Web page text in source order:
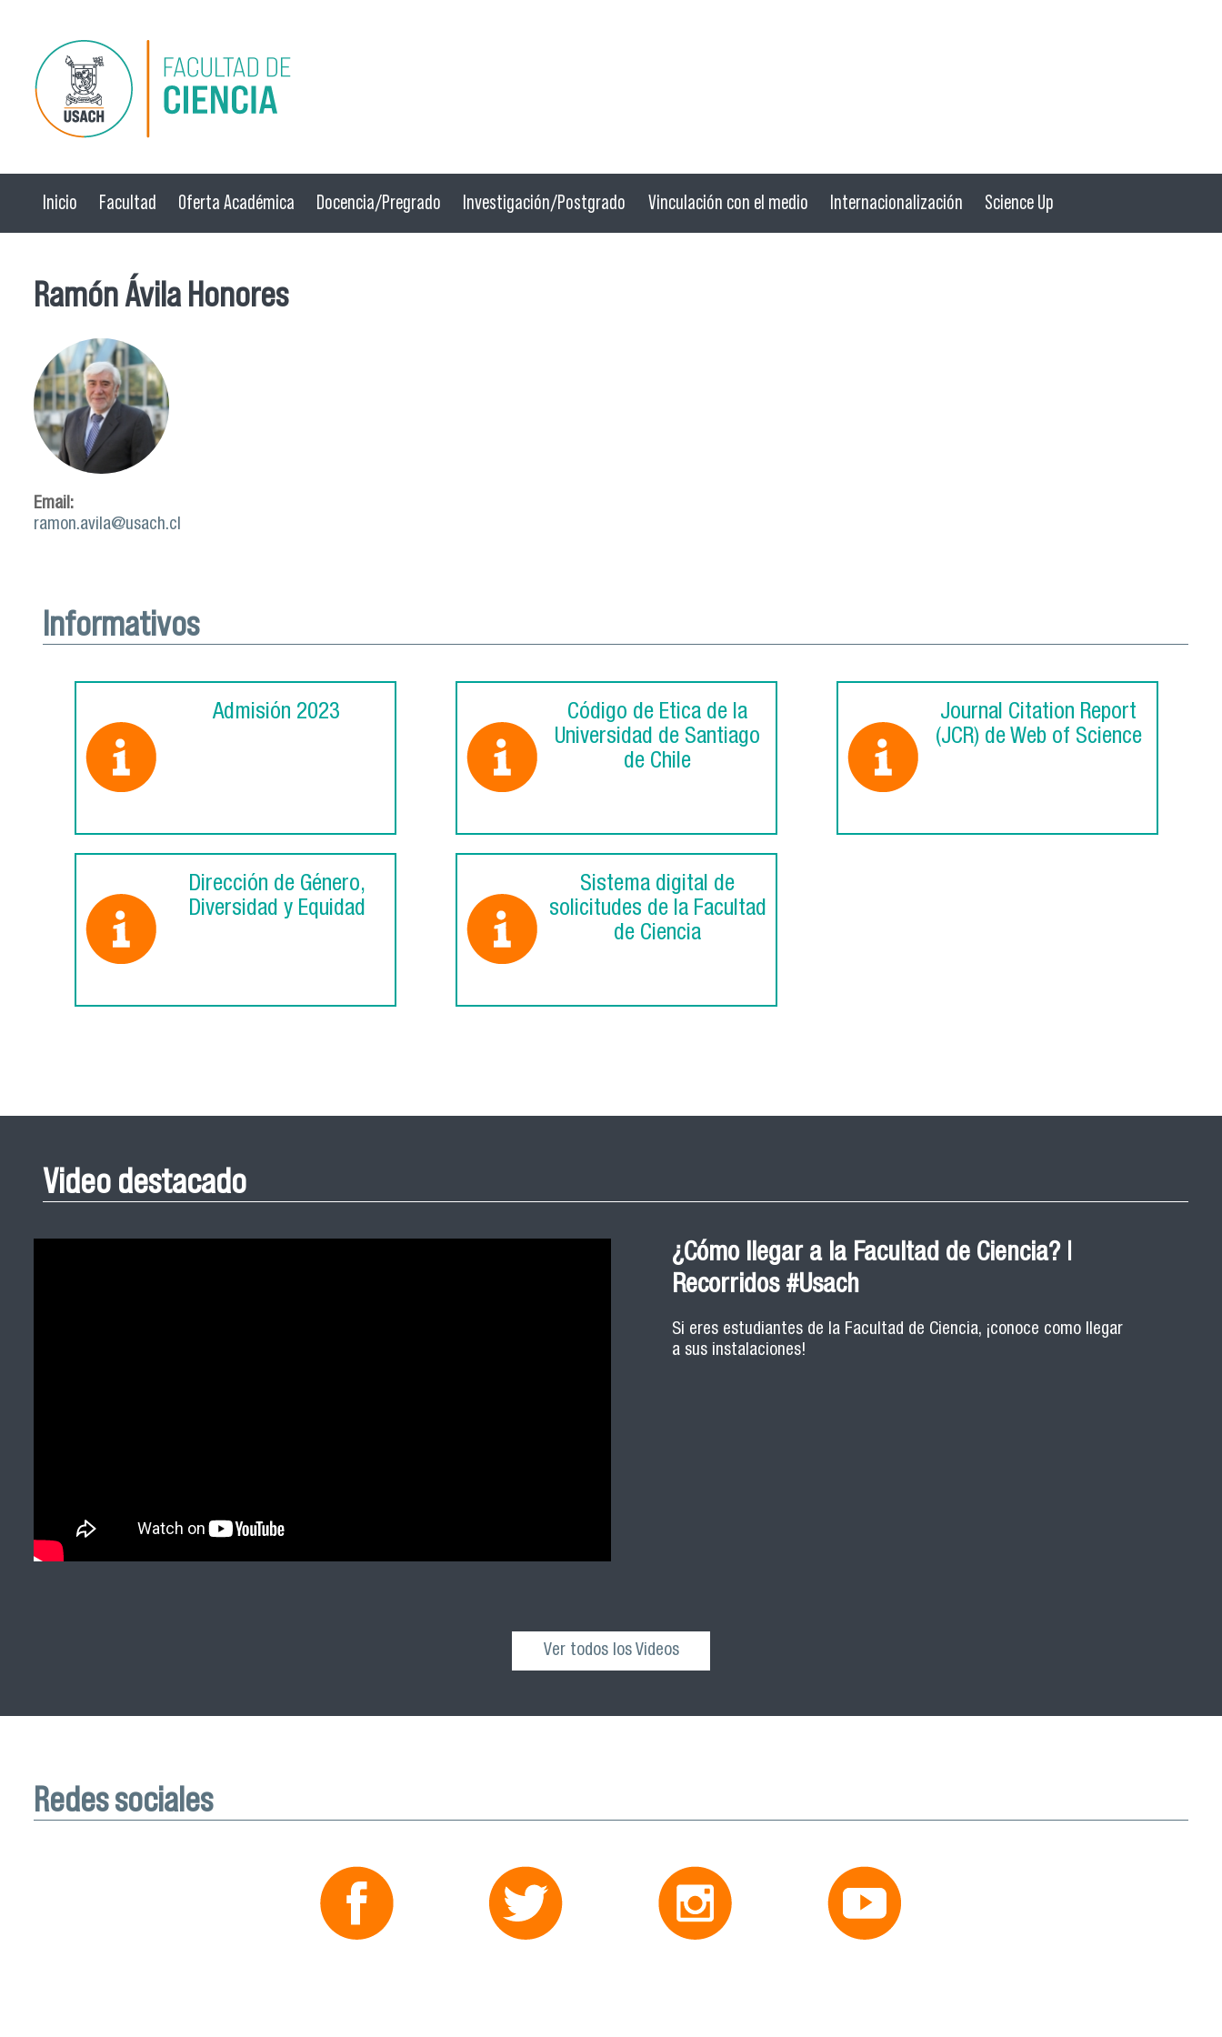
Pasar al contenido principal
Inicio Facultad Oferta Académica Docencia/Pregrado Investigación/Postgrado Vinculación con el medio Internacionalización Science Up
Ramón Ávila Honores
Email:
ramon.avila@usach.cl
Informativos
Admisión 2023
Código de Ética de la
Universidad de Santiago
de Chile
Journal Citation Report
(JCR) de Web of Science
Dirección de Género,
Diversidad y Equidad
Sistema digital de
solicitudes de la Facultad
de Ciencia
Video destacado
¿Cómo llegar a la Facultad de Ciencia? |
Recorridos #Usach
Si eres estudiantes de la Facultad de Ciencia, ¡conoce como llegar
a sus instalaciones!
Ver todos los Videos
Redes sociales